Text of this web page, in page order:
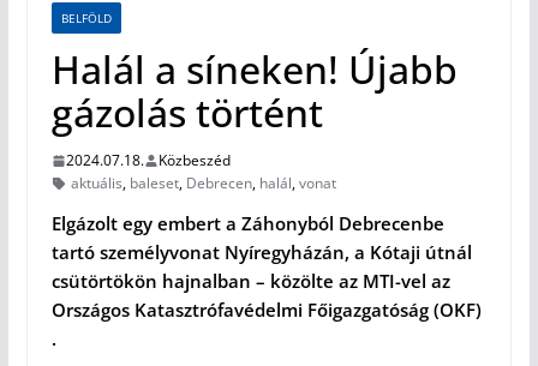
BELFÖLD
Halál a síneken! Újabb
gázolás történt
2024.07.18.
Közbeszéd
aktuális, baleset, Debrecen, halál,vonat
Elgázolt egy embert a Záhonyból Debrecenbe
tartó személyvonat Nyíregyházán, a Kótaji útnál
csütörtökön hajnalban – közölte az MTI-vel az
Országos Katasztrófavédelmi Főigazgatóság (OKF)
.